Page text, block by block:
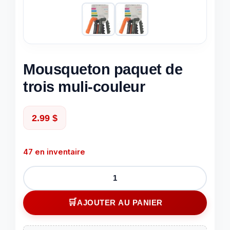
Mousqueton paquet de
trois muli-couleur
2.99 $
47 en inventaire
quantité
de
Mousqueton
paquet
AJOUTER AU PANIER